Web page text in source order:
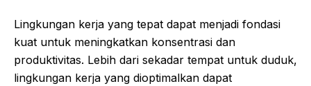
Lingkungan kerja yang tepat dapat menjadi fondasi
kuat untuk meningkatkan konsentrasi dan
produktivitas. Lebih dari sekadar tempat untuk duduk,
lingkungan kerja yang dioptimalkan dapat